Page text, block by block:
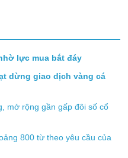
lực mua bắt đáy
dừng giao dịch vàng cá
mở rộng gần gấp đôi số cổ
800 từ theo yêu cầu của